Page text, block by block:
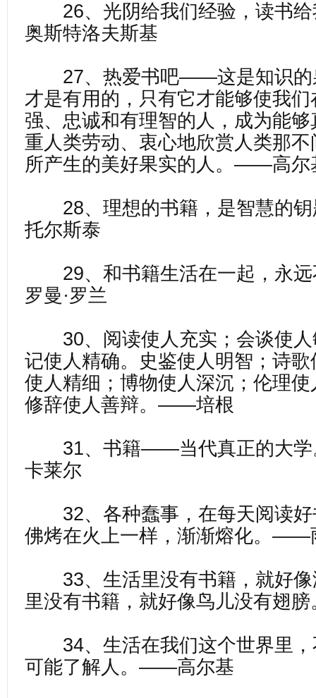
26、光阴给我们经验，读书
奥斯特洛夫斯基
27、热爱书吧——这是知识的
才是有用的，只有它才能够使我
强、忠诚和有理智的人，成为能
重人类劳动、衷心地欣赏人类那
所产生的美好果实的人。——高尔
28、理想的书籍，是智慧的
托尔斯泰
29、和书籍生活在一起，永
罗曼·罗兰
30、阅读使人充实；会谈使人
记使人精确。史鉴使人明智；诗
使人精细；博物使人深沉；伦理
修辞使人善辩。——培根
31、书籍——当代真正的大学
卡莱尔
32、各种蠢事，在每天阅读好
佛烤在火上一样，渐渐熔化。——
33、生活里没有书籍，就好像
里没有书籍，就好像鸟儿没有翅
34、生活在我们这个世界里，
可能了解人。——高尔基